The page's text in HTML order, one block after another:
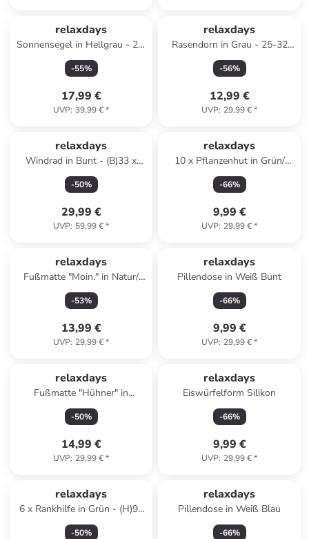
relaxdays
Sonnensegel in Hellgrau - 2 x
3 m
-55%
17,99 €
UVP: 39,99 €*
relaxdays
Rasendorn in Grau - 25-32
mm
-56%
12,99 €
UVP: 29,99 €*
relaxdays
Windrad in Bunt - (B)33 x
(H)119 x (T)15,5 cm
-50%
29,99 €
UVP: 59,99 €*
relaxdays
10 x Pflanzenhut in Grün/
Transparent - (B)19 x (H)22 x
(T)19 cm
-66%
9,99 €
UVP: 29,99 €*
relaxdays
Fußmatte "Moin." in Natur/
Schwarz - (B)75 x (T)25 cm
-53%
13,99 €
UVP: 29,99 €*
relaxdays
Pillendose in Weiß Bunt
-66%
9,99 €
UVP: 29,99 €*
relaxdays
Fußmatte "Hühner" in
Mehrfarbig - 60 x 40 cm
-50%
14,99 €
UVP: 29,99 €*
relaxdays
Eiswürfelform Silikon
-66%
9,99 €
UVP: 29,99 €*
relaxdays
6 x Rankhilfe in Grün - (H)90
x Ø 28 cm
-50%
relaxdays
Pillendose in Weiß Blau
-66%